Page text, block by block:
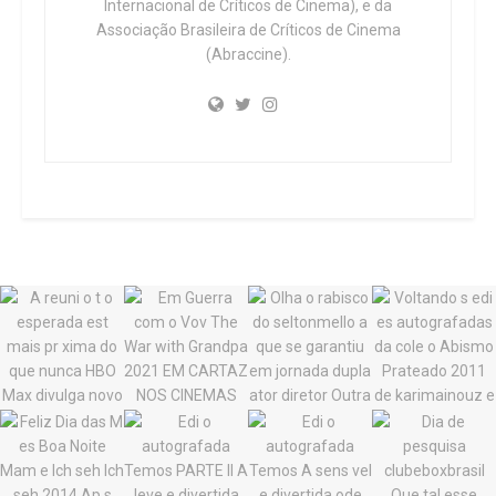
Internacional de Críticos de Cinema), e da
Associação Brasileira de Críticos de Cinema
(Abraccine).